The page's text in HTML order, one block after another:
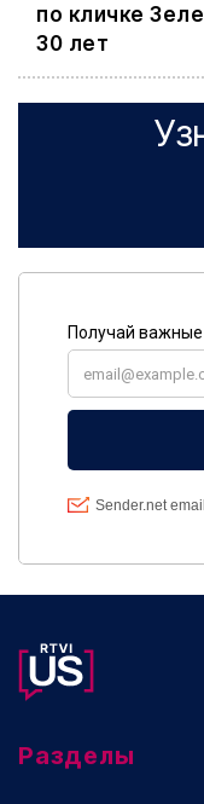
по кличке
30 лет
Разделы